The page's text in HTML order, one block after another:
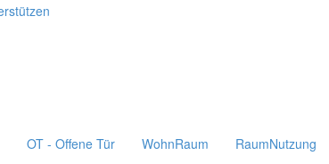
OT - Offene Tür
WohnRaum
RaumNutzung